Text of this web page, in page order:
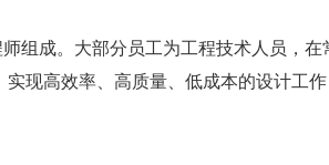
成。大部分员工为工程技术人员，在
现高效率、高质量、低成本的设计工